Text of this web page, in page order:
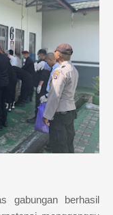
gabungan berhasil